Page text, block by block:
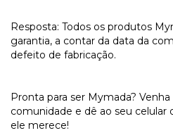
Resposta: Todos os produtos
garantia, a contar da data da
defeito de fabricação.
Pronta para ser Mymada?
comunidade e dê ao seu celular
ele merece!